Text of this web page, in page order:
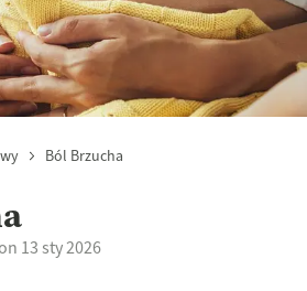
Ból Brzucha
13 sty 2026